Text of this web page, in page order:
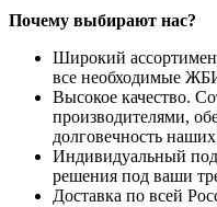
Почему выбирают нас?
Широкий
все необходимые
Высокое качество.
производителями,
долговечность
Индивидуальный
решения под ваши
Доставка по всей